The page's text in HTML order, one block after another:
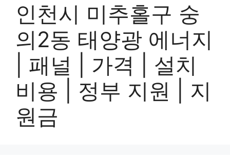
인천시 미추홀구 숭
의2동 태양광 에너지
| 패널 | 가격 | 설치
비용 | 정부 지원 | 지
원금